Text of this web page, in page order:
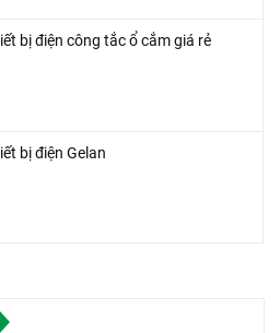
bị điện công tắc ổ cắm giá rẻ
bị điện Gelan